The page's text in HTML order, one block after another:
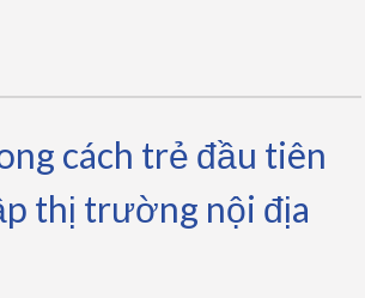
cách trẻ đầu tiên
thị trường nội địa